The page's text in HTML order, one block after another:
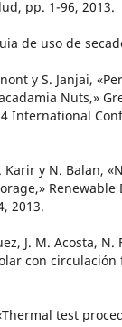
pp. 1-96, 2013.
de uso de
y S. Janjai,
Nuts,»
International
Karir y N. Balan,
2013.
J. M. Acosta,
con
test